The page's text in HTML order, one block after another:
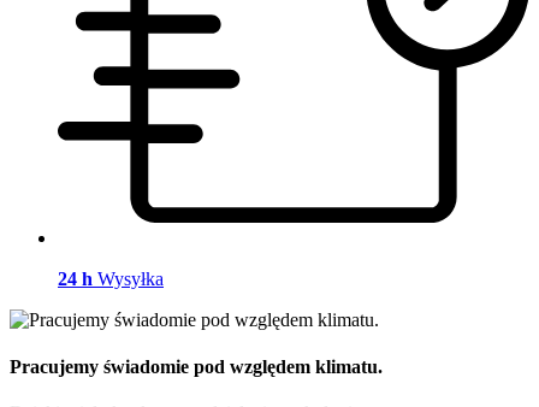
24 h Wysyłka
Pracujemy świadomie pod względem klimatu.